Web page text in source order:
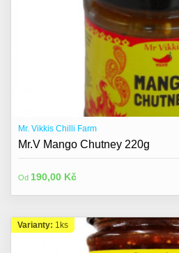
Mr. Vikkis Chilli Farm
Mr.V Mango Chutney 220g
Od 190,00 Kč
Varianty: 1ks